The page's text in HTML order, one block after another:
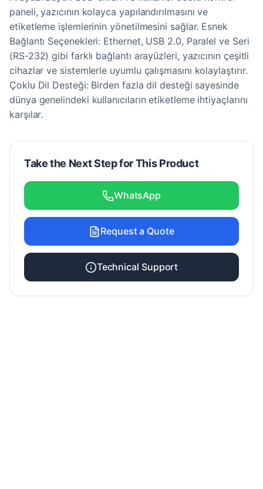
paneli, yazıcının kolayca yapılandırılmasını ve
etiketleme işlemlerinin yönetilmesini sağlar. Esnek
Bağlantı Seçenekleri: Ethernet, USB 2.0, Paralel ve Seri
(RS-232) gibi farklı bağlantı arayüzleri, yazıcının çeşitli
cihazlar ve sistemlerle uyumlu çalışmasını kolaylaştırır.
Çoklu Dil Desteği: Birden fazla dil desteği sayesinde
dünya genelindeki kullanıcıların etiketleme ihtiyaçlarını
karşılar.
Take the Next Step for This Product
WhatsApp
Request a Quote
Technical Support